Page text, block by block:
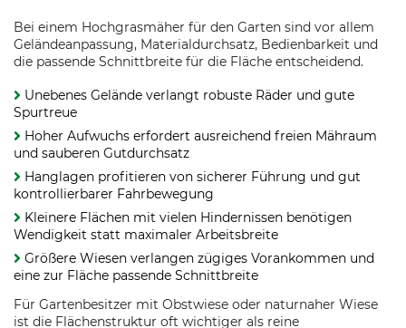
Bei einem Hochgrasmäher für den Garten sind vor allem
Geländeanpassung, Materialdurchsatz, Bedienbarkeit und
die passende Schnittbreite für die Fläche entscheidend.
Unebenes Gelände verlangt robuste Räder und gute
Spurtreue
Hoher Aufwuchs erfordert ausreichend freien Mähraum
und sauberen Gutdurchsatz
Hanglagen profitieren von sicherer Führung und gut
kontrollierbarer Fahrbewegung
Kleinere Flächen mit vielen Hindernissen benötigen
Wendigkeit statt maximaler Arbeitsbreite
Größere Wiesen verlangen zügiges Vorankommen und
eine zur Fläche passende Schnittbreite
Für Gartenbesitzer mit Obstwiese oder naturnaher Wiese
ist die Flächenstruktur oft wichtiger als reine